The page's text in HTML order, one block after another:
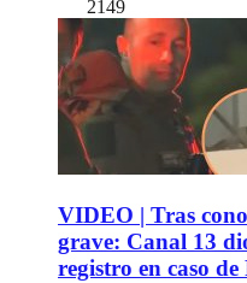
2149
VIDEO | Tras
grave: Canal 13
registro en caso